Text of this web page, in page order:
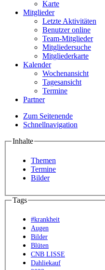
Karte
Mitglieder
Letzte Aktivitäten
Benutzer online
Team-Mitglieder
Mitgliedersuche
Mitgliederkarte
Kalender
Wochenansicht
Tagesansicht
Termine
Partner
Zum Seitenende
Schnellnavigation
Inhalte
Themen
Termine
Bilder
Tags
#krankheit
Augen
Bilder
Blüten
CNB LISSE
Dahliekauf